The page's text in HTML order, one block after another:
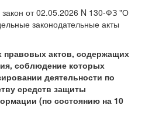
от 02.05.2026 N 130-ФЗ "О
законодательные акты
актов, содержащих
соблюдение которых
деятельности по
средств защиты
(по состоянию на 10